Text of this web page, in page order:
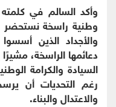
وأكد السالم في
وطنية راسخة نستحضر
والأجداد الذين
دعائمها الراسخة،
السيادة والكرامة
رغم التحديات أن
والاعتدال والبناء.